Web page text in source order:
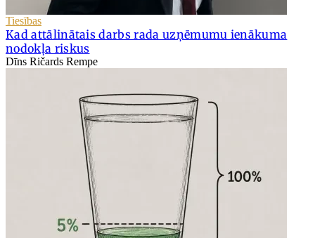
Tiesības
Kad attālinātais darbs rada uzņēmumu ienākuma
nodokļa riskus
Dīns Ričards Rempe